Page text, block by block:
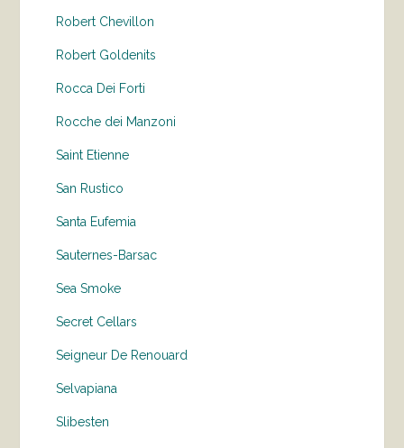
Robert Chevillon
Robert Goldenits
Rocca Dei Forti
Rocche dei Manzoni
Saint Etienne
San Rustico
Santa Eufemia
Sauternes-Barsac
Sea Smoke
Secret Cellars
Seigneur De Renouard
Selvapiana
Slibesten